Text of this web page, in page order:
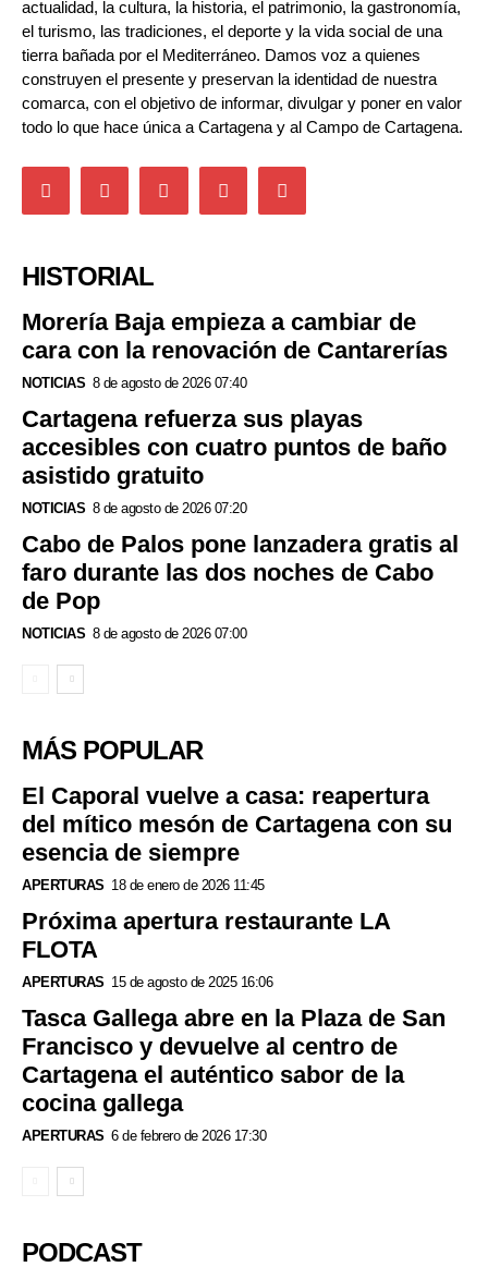
actualidad, la cultura, la historia, el patrimonio, la gastronomía,
el turismo, las tradiciones, el deporte y la vida social de una
tierra bañada por el Mediterráneo. Damos voz a quienes
construyen el presente y preservan la identidad de nuestra
comarca, con el objetivo de informar, divulgar y poner en valor
todo lo que hace única a Cartagena y al Campo de Cartagena.
HISTORIAL
Morería Baja empieza a cambiar de
cara con la renovación de Cantarerías
NOTICIAS 8 de agosto de 2026 07:40
Cartagena refuerza sus playas
accesibles con cuatro puntos de baño
asistido gratuito
NOTICIAS 8 de agosto de 2026 07:20
Cabo de Palos pone lanzadera gratis al
faro durante las dos noches de Cabo
de Pop
NOTICIAS 8 de agosto de 2026 07:00
MÁS POPULAR
El Caporal vuelve a casa: reapertura
del mítico mesón de Cartagena con su
esencia de siempre
APERTURAS 18 de enero de 2026 11:45
Próxima apertura restaurante LA
FLOTA
APERTURAS 15 de agosto de 2025 16:06
Tasca Gallega abre en la Plaza de San
Francisco y devuelve al centro de
Cartagena el auténtico sabor de la
cocina gallega
APERTURAS 6 de febrero de 2026 17:30
PODCAST